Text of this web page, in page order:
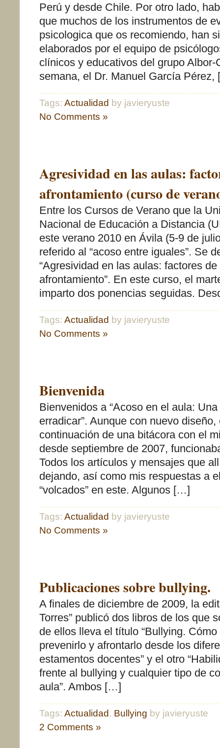
Perú y desde Chile. Por otro lado,
que muchos de los instrumentos de
psicologica que os recomiendo, han
elaborados por el equipo de
clínicos y educativos del grupo Albor-
semana, el Dr. Manuel García
Tags: Actualidad by javieryuste
No Comments »
Agresividad en las aulas:
afrontamiento (curso de
Entre los Cursos de Verano que la
Nacional de Educación a Distancia
este verano 2010 en Ávila (5-9 de
referido al “acoso entre iguales”. Se
“Agresividad en las aulas: factores
afrontamiento”. En este curso, el
imparto dos ponencias seguidas.
Tags: Actualidad by javieryuste
No Comments »
Bienvenida
Bienvenidos a “Acoso en el aula:
erradicar”. Aunque con nuevo
continuación de una bitácora con el
desde septiembre de 2007,
Todos los artículos y mensajes que
dejando, así como mis respuestas a
“volcados” en este. Algunos […]
Tags: Actualidad by javieryuste
No Comments »
Publicaciones sobre bullying.
A finales de diciembre de 2009, la
Torres” publicó dos libros de los que
de ellos lleva el título “Bullying.
prevenirlo y afrontarlo desde los
estamentos docentes” y el otro
frente al bullying y cualquier tipo de
aula”. Ambos […]
Tags: Actualidad , Bullying by javieryuste
2 Comments »